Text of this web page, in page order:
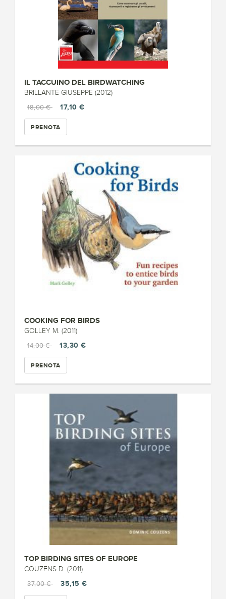
IL TACCUINO DEL BIRDWATCHING
BRILLANTE GIUSEPPE (2012)
18,00 €
17,10 €
PRENOTA
COOKING FOR BIRDS
GOLLEY M. (2011)
14,00 €
13,30 €
PRENOTA
TOP BIRDING SITES OF EUROPE
COUZENS D. (2011)
37,00 €
35,15 €